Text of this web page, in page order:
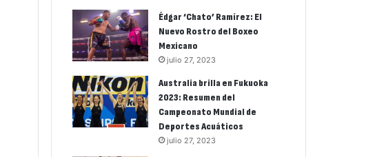
Édgar ‘Chato’ Ramírez: El
Nuevo Rostro del Boxeo
Mexicano
julio 27, 2023
Australia brilla en Fukuoka
2023: Resumen del
Campeonato Mundial de
Deportes Acuáticos
julio 27, 2023